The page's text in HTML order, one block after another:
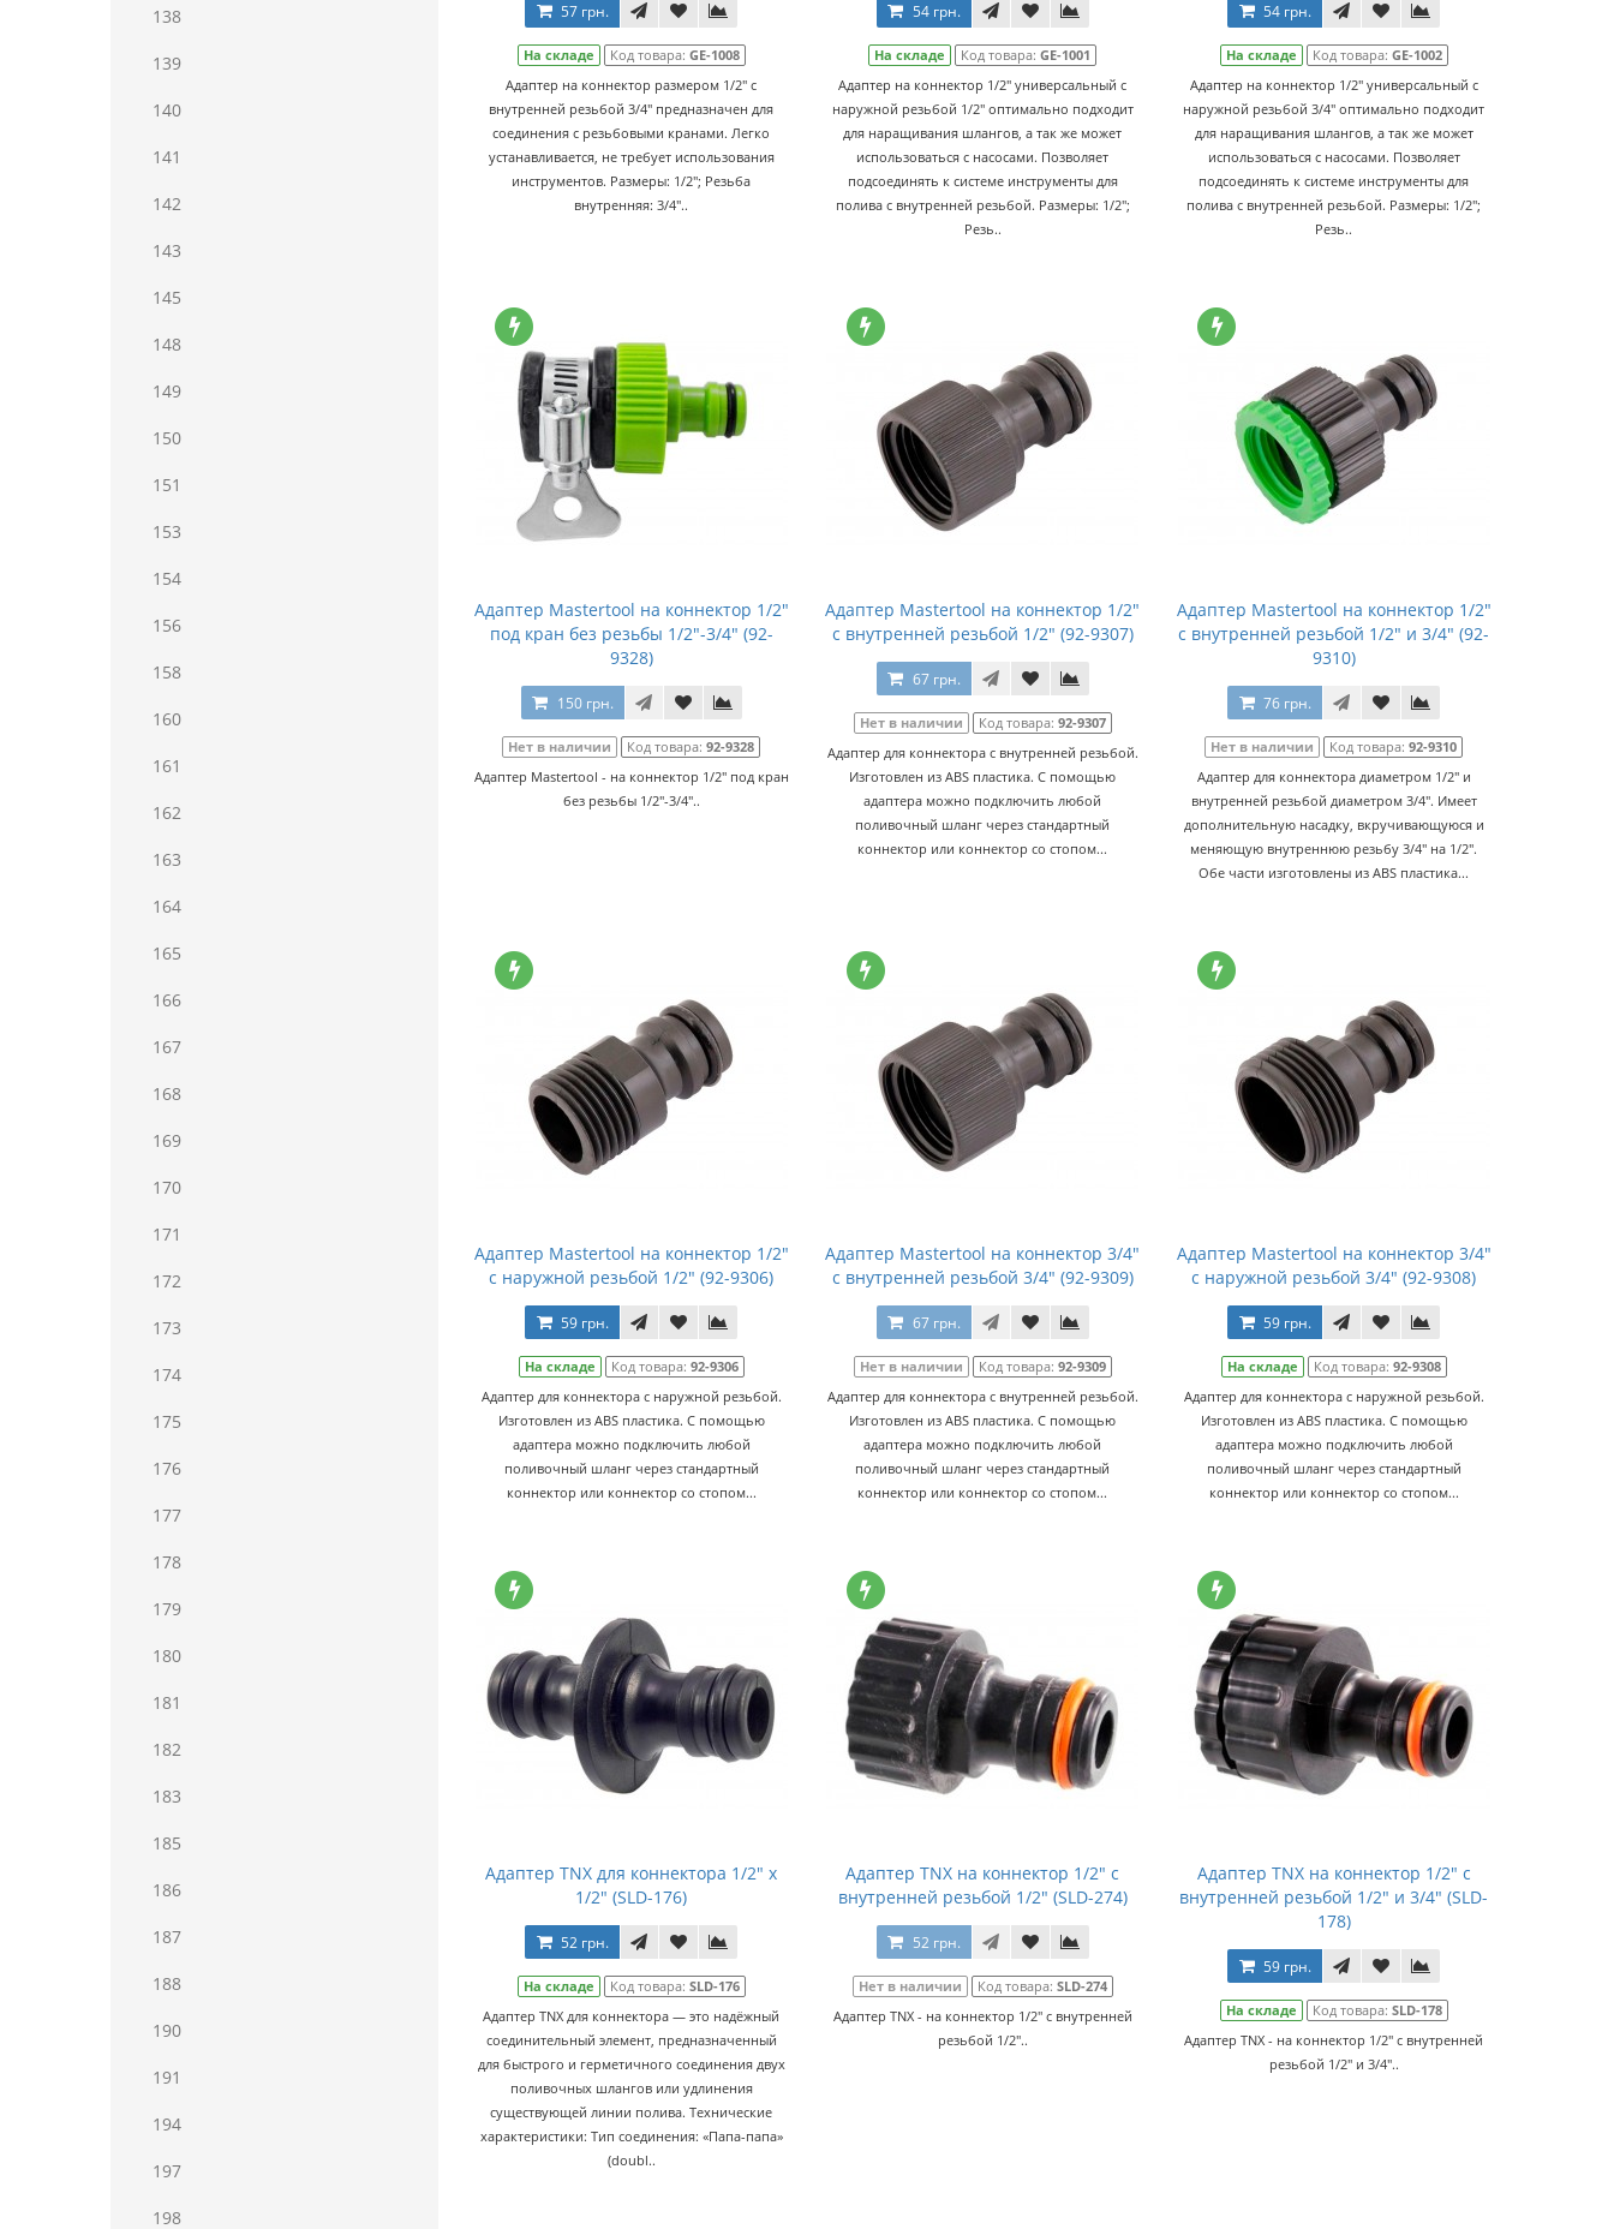
138
139
140
141
142
143
145
148
149
150
151
153
154
156
158
160
161
162
163
164
165
166
167
168
169
170
171
172
173
174
175
176
177
178
179
180
181
182
183
185
186
187
188
190
191
194
197
198
57 грн.
На складе Код товара: GE-1008
Адаптер на коннектор размером 1/2" с
внутренней резьбой 3/4" предназначен для
соединения с резьбовыми кранами. Легко
устанавливается, не требует использования
инструментов. Размеры: 1/2"; Резьба
внутренняя: 3/4"..
54 грн.
На складе Код товара:GE-1001
Адаптер на коннектор 1/2" универсальный с
наружной резьбой 1/2" оптимально подходит
для наращивания шлангов, а так же может
использоваться с насосами. Позволяет
подсоединять к системе инструменты для
полива с внутренней резьбой. Размеры: 1/2";
Резь..
54 грн.
На складе Код товара: GE-1002
Адаптер на коннектор 1/2" универсальный с
наружной резьбой 3/4" оптимально подходит
для наращивания шлангов, а так же может
использоваться с насосами. Позволяет
подсоединять к системе инструменты для
полива с внутренней резьбой. Размеры: 1/2";
Резь..
Адаптер Mastertool на коннектор 1/2"
под кран без резьбы 1/2"-3/4" (92-
9328)
150 грн.
Нет в наличии Код товара:92-9328
Адаптер Mastertool - на коннектор 1/2" под кран
без резьбы 1/2"-3/4"..
Адаптер Mastertool на коннектор 1/2"
с внутренней резьбой 1/2" (92-9307)
67 грн.
Нет в наличии Код товара: 92-9307
Адаптер для коннектора с внутренней резьбой.
Изготовлен из ABS пластика. С помощью
адаптера можно подключить любой
поливочный шланг через стандартный
коннектор или коннектор со стопом...
Адаптер Mastertool на коннектор 1/2"
с внутренней резьбой 1/2" и 3/4" (92-
9310)
76 грн.
Нет в наличии Код товара:92-9310
Адаптер для коннектора диаметром 1/2" и
внутренней резьбой диаметром 3/4". Имеет
дополнительную насадку, вкручивающуюся и
меняющую внутреннюю резьбу 3/4" на 1/2".
Обе части изготовлены из ABS пластика...
Адаптер Mastertool на коннектор 1/2"
с наружной резьбой 1/2" (92-9306)
59 грн.
На складе Код товара: 92-9306
Адаптер для коннектора с наружной резьбой.
Изготовлен из ABS пластика. С помощью
адаптера можно подключить любой
поливочный шланг через стандартный
коннектор или коннектор со стопом...
Адаптер Mastertool на коннектор 3/4"
с внутренней резьбой 3/4" (92-9309)
67 грн.
Нет в наличии Код товара: 92-9309
Адаптер для коннектора с внутренней резьбой.
Изготовлен из ABS пластика. С помощью
адаптера можно подключить любой
поливочный шланг через стандартный
коннектор или коннектор со стопом...
Адаптер Mastertool на коннектор 3/4"
с наружной резьбой 3/4" (92-9308)
59 грн.
На складе Код товара: 92-9308
Адаптер для коннектора с наружной резьбой.
Изготовлен из ABS пластика. С помощью
адаптера можно подключить любой
поливочный шланг через стандартный
коннектор или коннектор со стопом...
Адаптер TNX для коннектора 1/2" x
1/2" (SLD-176)
52 грн.
На складе Код товара: SLD-176
Адаптер TNX для коннектора — это надёжный
соединительный элемент, предназначенный
для быстрого и герметичного соединения двух
поливочных шлангов или удлинения
существующей линии полива. Технические
характеристики: Тип соединения: «Папа-папа»
(doubl..
Адаптер TNX на коннектор 1/2" с
внутренней резьбой 1/2" (SLD-274)
52 грн.
Нет в наличии Код товара: SLD-274
Адаптер TNX - на коннектор 1/2" с внутренней
резьбой 1/2"..
Адаптер TNX на коннектор 1/2" с
внутренней резьбой 1/2" и 3/4" (SLD-
178)
59 грн.
На складе Код товара: SLD-178
Адаптер TNX - на коннектор 1/2" с внутренней
резьбой 1/2" и 3/4"..